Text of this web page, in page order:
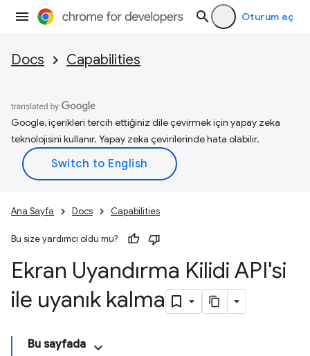
Oturum aç
Docs Capabilities
Google, içerikleri tercih ettiğiniz dile çevirmek için yapay zeka
teknolojisini kullanır. Yapay zeka çevirilerinde hata olabilir.
Ana Sayfa Docs Capabilities
Bu size yardımcı oldu mu?
Ekran Uyandırma Kilidi API'si
ile uyanık kalma
Bu sayfada